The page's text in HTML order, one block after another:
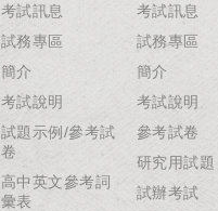
考試訊息
試務專區
簡介
考試說明
試題示例/參考試
卷
高中英文參考詞
彙表
考試訊息
試務專區
簡介
考試說明
參考試卷
研究用試題
試辦考試